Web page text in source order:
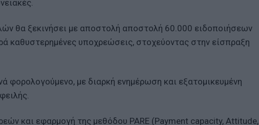
θα ξεκινήσει με αποστολή αποστολή 60.000 ειδοποιήσεων
καθυστερημένες υποχρεώσεις, στοχεύοντας στην είσπραξη
με διαρκή ενημέρωση και εξατομικευμένη
και εφαρμογή της μεθόδου PARE (Payment capacity, Attitude,